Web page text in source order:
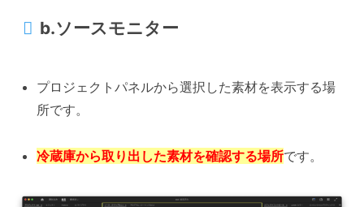
b.ソースモニター
プロジェクトパネルから選択した素材を表示する場
所です。
冷蔵庫から取り出した素材を確認する場所です。